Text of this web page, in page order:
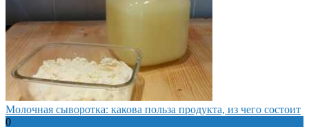
Молочная сыворотка: какова польза продукта, из чего состоит
0